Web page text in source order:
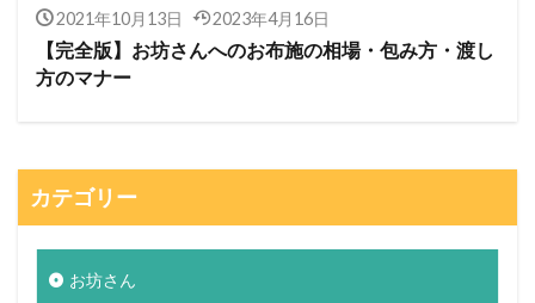
2021年10月13日 2023年4月16日
【完全版】お坊さんへのお布施の相場・包み方・渡し
方のマナー
カテゴリー
お坊さん